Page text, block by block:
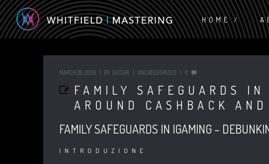
HOME
MARCH 29, 2026 BY SUCURI UNCATEGORIZED 0
FAMILY SAFEGUARDS
AROUND CASHBACK
FAMILY SAFEGUARDS IN IGAMING –
INTRODUZIONE